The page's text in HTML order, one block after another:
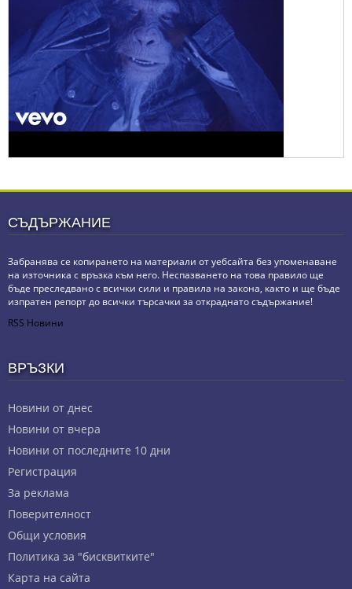
СЪДЪРЖАНИЕ
Забранява се копирането на материали от уебсайта без упоменаване
на източника с връзка към него. Неспазването на това правило ще
бъде преследвано с всички сили и правила на закона, както и ще бъде
изпратен репорт до всички търсачки за откраднато съдържание!
RSS Новини
ВРЪЗКИ
Новини от днес
Новини от вчера
Новини от последните 10 дни
Регистрация
За реклама
Πoвepитeлнocт
Общи условия
Политика за "бисквитките"
Карта на сайта